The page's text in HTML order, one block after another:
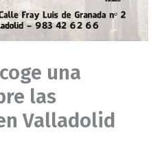
una
las
Valladolid